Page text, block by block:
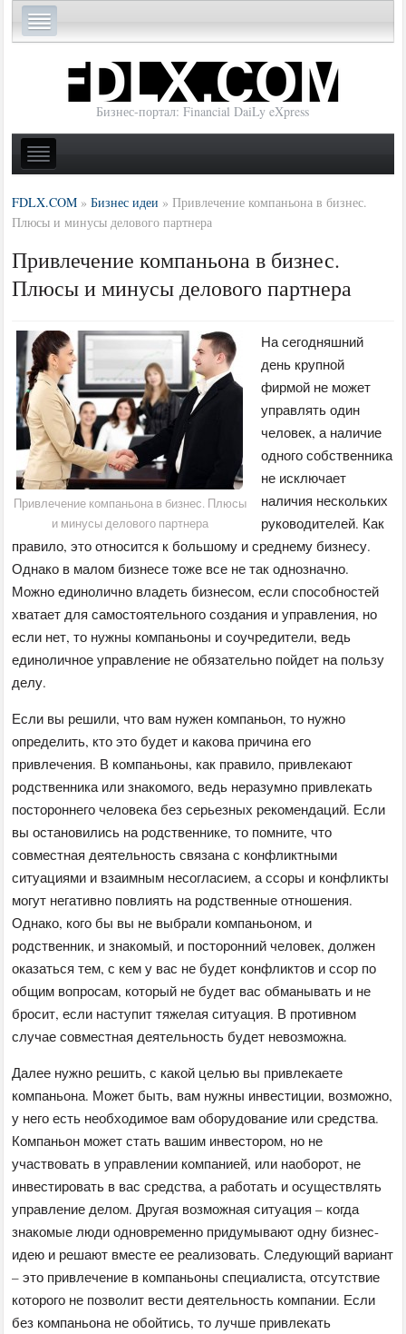
Бизнес-портал: Financial DaiLy eXpress
FDLX.COM »Бизнес идеи »Привлечение компаньона в бизнес.
Плюсы и минусы делового партнера
Привлечение компаньона в бизнес.
Плюсы и минусы делового партнера
Привлечение компаньона в бизнес. Плюсы
и минусы делового партнера
На сегодняшний
день крупной
фирмой не может
управлять один
человек, а наличие
одного собственника
не исключает
наличия нескольких
руководителей. Как
правило, это относится к большому и среднему бизнесу.
Однако в малом бизнесе тоже все не так однозначно.
Можно единолично владеть бизнесом, если способностей
хватает для самостоятельного создания и управления, но
если нет, то нужны компаньоны и соучредители, ведь
единоличное управление не обязательно пойдет на пользу
делу.
Если вы решили, что вам нужен компаньон, то нужно
определить, кто это будет и какова причина его
привлечения. В компаньоны, как правило, привлекают
родственника или знакомого, ведь неразумно привлекать
постороннего человека без серьезных рекомендаций. Если
вы остановились на родственнике, то помните, что
совместная деятельность связана с конфликтными
ситуациями и взаимным несогласием, а ссоры и конфликты
могут негативно повлиять на родственные отношения.
Однако, кого бы вы не выбрали компаньоном, и
родственник, и знакомый, и посторонний человек, должен
оказаться тем, с кем у вас не будет конфликтов и ссор по
общим вопросам, который не будет вас обманывать и не
бросит, если наступит тяжелая ситуация. В противном
случае совместная деятельность будет невозможна.
Далее нужно решить, с какой целью вы привлекаете
компаньона. Может быть, вам нужны инвестиции, возможно,
у него есть необходимое вам оборудование или средства.
Компаньон может стать вашим инвестором, но не
участвовать в управлении компанией, или наоборот, не
инвестировать в вас средства, а работать и осуществлять
управление делом. Другая возможная ситуация – когда
знакомые люди одновременно придумывают одну бизнес-
идею и решают вместе ее реализовать. Следующий вариант
– это привлечение в компаньоны специалиста, отсутствие
которого не позволит вести деятельность компании. Если
без компаньона не обойтись, то лучше привлекать